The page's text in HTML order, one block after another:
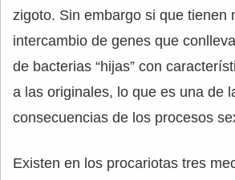
zigoto. Sin embargo si que tienen
intercambio de genes que
de bacterias “hijas” con
a las originales, lo que es una de
consecuencias de los procesos
Existen en los procariotas tres